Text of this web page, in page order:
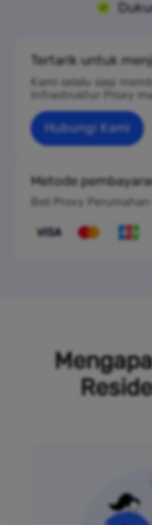
Tertarik untuk
Kami selalu siap
Infrastruktur Proxy
Hubungi Kami
Metode
Beli Proxy